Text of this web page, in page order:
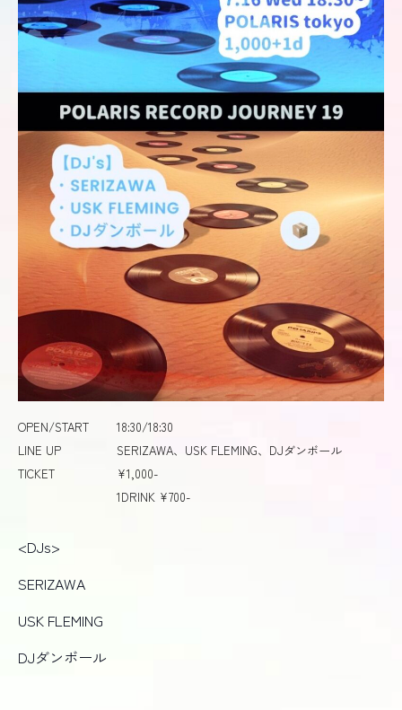
OPEN/START
18:30/18:30
LINE UP
SERIZAWA、USK FLEMING、DJダンボール
TICKET
¥1,000-
1DRINK ¥700-
<DJs>
SERIZAWA
USK FLEMING
DJダンボール